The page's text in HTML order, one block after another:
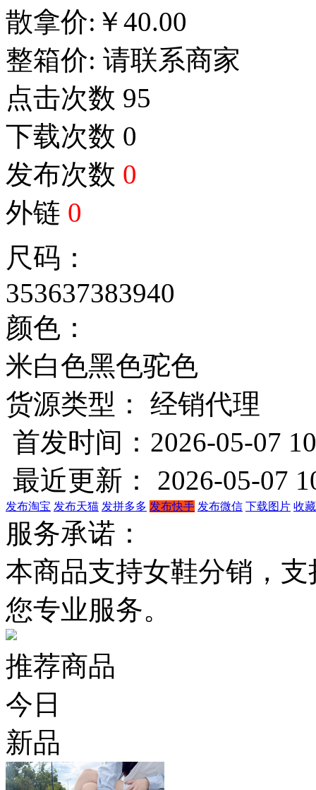
散拿价: ￥40.00
整箱价: 请联系商家
点击次数 95
下载次数 0
发布次数 0
外链 0
尺码：
353637383940
颜色：
米白色黑色驼色
货源类型： 经销代理
首发时间：2026-05-07
最近更新： 2026-05-07
发布淘宝 发布天猫 发拼多多 发布快手 发布微信 下载图片 收
服务承诺：
本商品支持女鞋分销，
您专业服务。
推荐商品
今日
新品